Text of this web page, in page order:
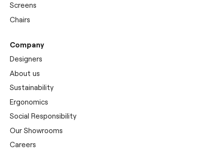
Screens
Chairs
Company
Designers
About us
Sustainability
Ergonomics
Social Responsibility
Our Showrooms
Careers